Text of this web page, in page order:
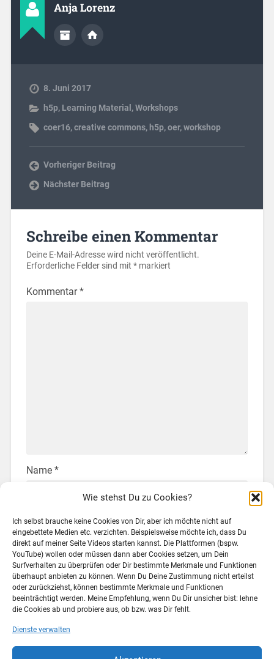
Wie stehst Du zu Cookies?
Ich selbst brauche keine Cookies von Dir, aber ich möchte nicht auf
eingebettete Medien etc. verzichten. Beispielsweise möchte ich, dass Du
direkt auf meiner Seite Videos starten kannst. Die Plattformen (bspw.
YouTube) wollen oder müssen dann aber Cookies setzen, um Dein
Surfverhalten zu überprüfen oder Dir bestimmte Merkmale und Funktionen
überhaupt anbieten zu können. Wenn Du Deine Zustimmung nicht erteilst
oder zurückziehst, können bestimmte Merkmale und Funktionen
beeinträchtigt werden. Meine Empfehlung, wenn Du Dir unsicher bist: lehne
die Cookies ab und probiere aus, ob bzw. was Dir fehlt.
Dienste verwalten
Anja Lorenz
8. Juni 2017
h5p, Learning Material ,Workshops
coer16,creative commons, h5p,oer,workshop
Vorheriger Beitrag
Nächster Beitrag
Schreibe einen Kommentar
Deine E-Mail-Adresse wird nicht veröffentlicht.
Erforderliche Felder sind mit *markiert
Kommentar*
Name *
E-Mail-Adresse *
Website